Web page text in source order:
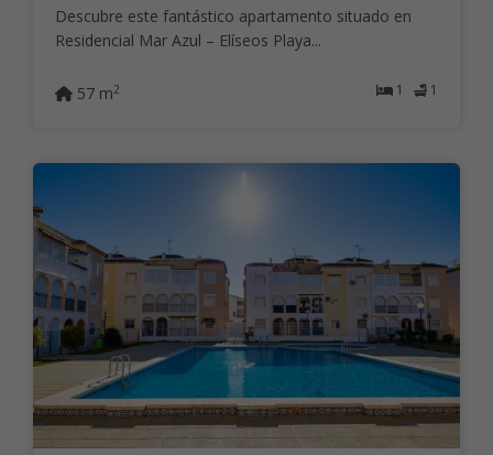
Descubre este fantástico apartamento situado en
Residencial Mar Azul – Elíseos Playa...
1 1
57 m2